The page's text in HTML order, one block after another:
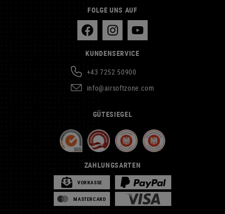
FOLGE UNS AUF
KUNDENSERVICE
+43 7252 50900
info@airsoftzone.com
GÜTESIEGEL
ZAHLUNGSARTEN
VORKASSE
MASTERCARD